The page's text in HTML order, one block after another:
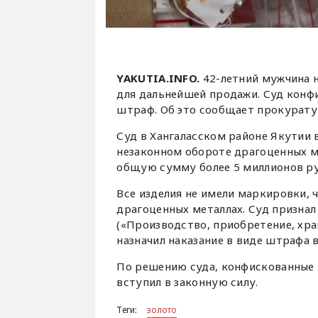
YAKUTIA.INFO. 42-летний мужчина
для дальнейшей продажи. Суд
штраф. Об это сообщает
Суд в Хангаласском районе
незаконном обороте драгоценных
общую сумму более 5 миллионов
Все изделия не имели маркировки,
драгоценных металлах. Суд
(«Производство, приобретение,
назначил наказание в виде штрафа
По решению суда,
вступил в законную силу.
Теги: золото